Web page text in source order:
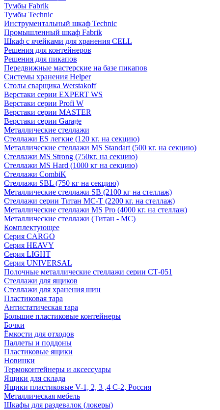
Тумбы Fabrik
Тумбы Technic
Инструментальный шкаф Technic
Промышленный шкаф Fabrik
Шкаф с ячейками для хранения CELL
Решения для контейнеров
Решения для пикапов
Передвижные мастерские на базе пикапов
Системы хранения Helper
Столы сварщика Werstakoff
Верстаки серии EXPERT WS
Верстаки серии Profi W
Верстаки серии MASTER
Верстаки серии Garage
Металлические стеллажи
Стеллажи ES легкие (120 кг. на секцию)
Металлические стеллажи MS Standart (500 кг. на секцию)
Стеллажи MS Strong (750кг. на секцию)
Стеллажи MS Hard (1000 кг на секцию)
Стеллажи CombiK
Стеллажи SBL (750 кг на секцию)
Металлические стеллажи SB (2100 кг на стеллаж)
Стеллажи серии Титан МС-Т (2200 кг. на стеллаж)
Металлические стеллажи MS Pro (4000 кг. на стеллаж)
Металлические стеллажи (Титан - МС)
Комплектующее
Серия CARGO
Серия HEAVY
Серия LIGHT
Серия UNIVERSAL
Полочные металлические стеллажи серии СТ-051
Стеллажи для ящиков
Стеллажи для хранения шин
Пластиковая тара
Антистатическая тара
Большие пластиковые контейнеры
Бочки
Ёмкости для отходов
Паллеты и поддоны
Пластиковые ящики
Новинки
Термоконтейнеры и аксессуары
Ящики для склада
Ящики пластиковые V-1, 2, 3 ,4 С-2, Россия
Металлическая мебель
Шкафы для раздевалок (локеры)